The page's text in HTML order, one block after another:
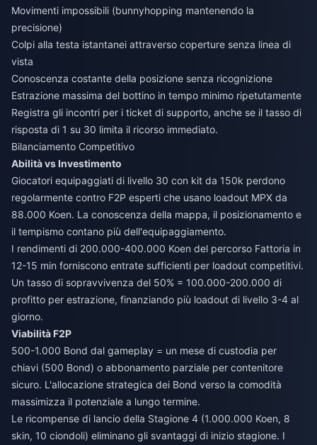
Movimenti impossibili (bunnyhopping mantenendo la
precisione)
Colpi alla testa istantanei attraverso coperture senza linea di
vista
Conoscenza costante della posizione senza ricognizione
Estrazione massima del bottino in tempo minimo ripetutamente
Registra gli incontri per i ticket di supporto, anche se il tasso di
risposta di 1 su 30 limita il ricorso immediato.
Bilanciamento Competitivo
Abilità vs Investimento
Giocatori equipaggiati di livello 30 con kit da 150k perdono
regolarmente contro F2P esperti che usano loadout MPX da
88.000 Koen. La conoscenza della mappa, il posizionamento e
il tempismo contano più dell'equipaggiamento.
I rendimenti di 200.000-400.000 Koen del percorso Fattoria in
12-15 min forniscono entrate sufficienti per loadout competitivi.
Un tasso di sopravvivenza del 50% = 100.000-200.000 di
profitto per estrazione, finanziando più loadout di livello 3-4 al
giorno.
Viabilità F2P
500-1.000 Bond dal gameplay = un mese di custodia per
chiavi (500 Bond) o abbonamento parziale per contenitore
sicuro. L'allocazione strategica dei Bond verso la comodità
massimizza il potenziale a lungo termine.
Le ricompense di lancio della Stagione 4 (1.000.000 Koen, 8
skin, 10 ciondoli) eliminano gli svantaggi di inizio stagione. I